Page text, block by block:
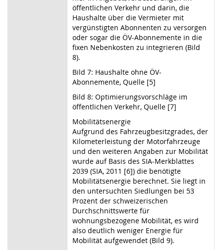
öffentlichen Verkehr und darin, die
Haushalte über die Vermieter mit
vergünstigten Abonnenten zu versorgen
oder sogar die ÖV-Abonnemente in die
fixen Nebenkosten zu integrieren (Bild
8).
Bild 7: Haushalte ohne ÖV-
Abonnemente, Quelle [5]
Bild 8: Optimierungsvorschläge im
öffentlichen Verkehr, Quelle [7]
Mobilitätsenergie
Aufgrund des Fahrzeugbesitzgrades, der
Kilometerleistung der Motorfahrzeuge
und den weiteren Angaben zur Mobilität
wurde auf Basis des SIA-Merkblattes
2039 (SIA, 2011 [6]) die benötigte
Mobilitätsenergie berechnet. Sie liegt in
den untersuchten Siedlungen bei 53
Prozent der schweizerischen
Durchschnittswerte für
wohnungsbezogene Mobilität, es wird
also deutlich weniger Energie für
Mobilität aufgewendet (Bild 9).